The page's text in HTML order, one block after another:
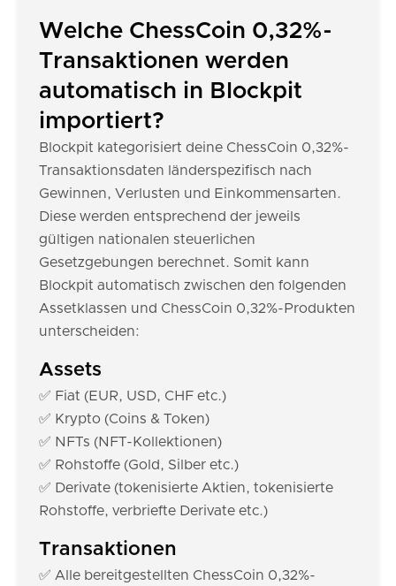
Welche ChessCoin 0,32%-
Transaktionen werden
automatisch in Blockpit
importiert?
Blockpit kategorisiert deine ChessCoin 0,32%-
Transaktionsdaten länderspezifisch nach
Gewinnen, Verlusten und Einkommensarten.
Diese werden entsprechend der jeweils
gültigen nationalen steuerlichen
Gesetzgebungen berechnet. Somit kann
Blockpit automatisch zwischen den folgenden
Assetklassen und ChessCoin 0,32%-Produkten
unterscheiden:
Assets
✅ Fiat (EUR, USD, CHF etc.)
✅ Krypto (Coins & Token)
✅ NFTs (NFT-Kollektionen)
✅ Rohstoffe (Gold, Silber etc.)
✅ Derivate (tokenisierte Aktien, tokenisierte
Rohstoffe, verbriefte Derivate etc.)
Transaktionen
✅ Alle bereitgestellten ChessCoin 0,32%-